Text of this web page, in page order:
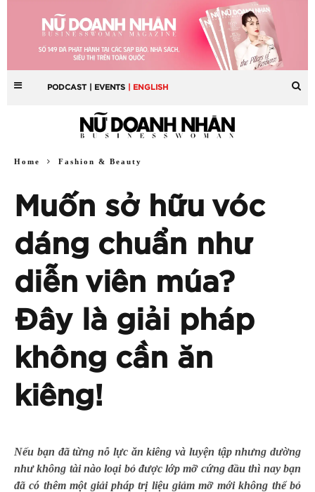
PODCAST | EVENTS | ENGLISH
Home Fashion & Beauty
Muốn sở hữu vóc
dáng chuẩn như
diễn viên múa?
Đây là giải pháp
không cần ăn
kiêng!
Nếu bạn đã từng nỗ lực ăn kiêng và luyện tập nhưng dường
như không tài nào loại bỏ được lớp mỡ cứng đầu thì nay bạn
đã có thêm một giải pháp trị liệu giảm mỡ mới không thể bỏ